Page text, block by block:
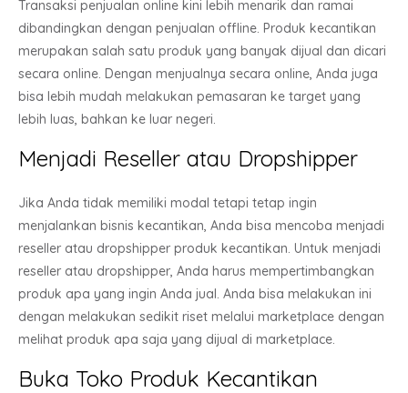
Transaksi penjualan online kini lebih menarik dan ramai
dibandingkan dengan penjualan offline. Produk kecantikan
merupakan salah satu produk yang banyak dijual dan dicari
secara online. Dengan menjualnya secara online, Anda juga
bisa lebih mudah melakukan pemasaran ke target yang
lebih luas, bahkan ke luar negeri.
Menjadi Reseller atau Dropshipper
Jika Anda tidak memiliki modal tetapi tetap ingin
menjalankan bisnis kecantikan, Anda bisa mencoba menjadi
reseller atau dropshipper produk kecantikan. Untuk menjadi
reseller atau dropshipper, Anda harus mempertimbangkan
produk apa yang ingin Anda jual. Anda bisa melakukan ini
dengan melakukan sedikit riset melalui marketplace dengan
melihat produk apa saja yang dijual di marketplace.
Buka Toko Produk Kecantikan